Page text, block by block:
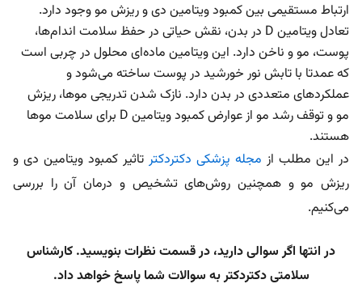
ارتباط مستقیمی بین کمبود ویتامین دی و ریزش مو وجود دارد.
تعادل ویتامین D در بدن، نقش حیاتی در حفظ سلامت اندام‌ها،
پوست، مو و ناخن دارد. این ویتامین ماده‌ای محلول در چربی است
که عمدتا با تابش نور خورشید در پوست ساخته می‌شود و
عملکردهای متعددی در بدن دارد. نازک شدن تدریجی موها، ریزش
مو و توقف رشد مو از عوارض کمبود ویتامین D برای سلامت موها
هستند.
در این مطلب از مجله پزشکی دکتردکتر تاثیر کمبود ویتامین دی و
ریزش مو و همچنین روش‌های تشخیص و درمان آن را بررسی
می‌کنیم.
در انتها اگر سوالی دارید، در قسمت نظرات بنویسید. کارشناس
سلامتی دکتردکتر به سوالات شما پاسخ خواهد داد.